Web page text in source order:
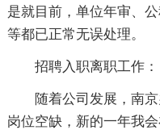
是就目前，单位年审、
等都已正常无误处理。
招聘入职离职工作：
随着公司发展，南
岗位空缺，新的一年我